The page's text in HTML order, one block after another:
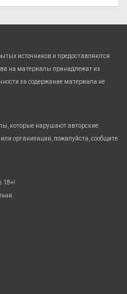
источников и предоставляются
на материалы принадлежат их
за содержание материала не
которые нарушают авторские
организации, пожалуйста, сообщите
18+!